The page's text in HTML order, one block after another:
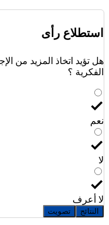
استطلاع رأى
هل تؤيد اتخاذ المزيد من
الفكرية ؟
نعم
لا
لا أعرف
النتائج تصويت